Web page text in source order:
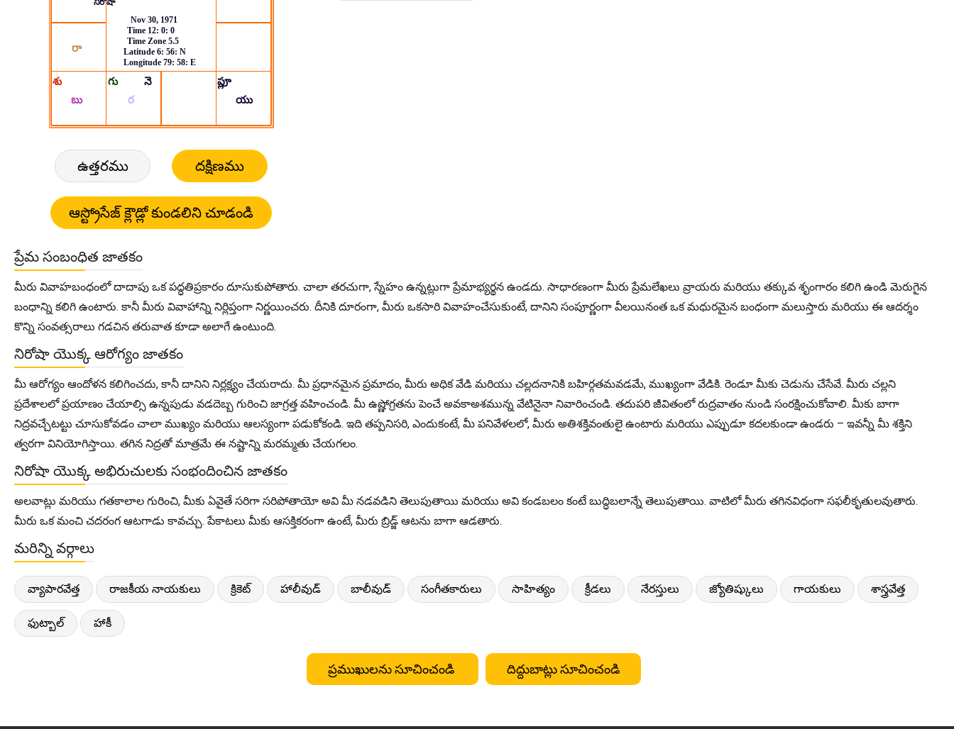
ఉత్తరము దక్షిణము
ప్రేమ సంబంధిత జాతకం
మీరు వివాహబంధంలో దాదాపు ఒక పద్ధతిప్రకారం దూసుకుపోతారు. చాలా తరచుగా, స్నేహం ఉన్నట్లుగా ప్రేమాభ్యర్థన ఉండదు. సాధారణంగా మీరు ప్రేమలేఖలు వ్రాయరు మరియు తక్కువ శృంగారం కలిగి ఉండి మెరుగైన
బంధాన్ని కలిగి ఉంటారు. కానీ మీరు వివాహాన్ని నిర్లిప్తంగా నిర్ణయించరు. దీనికి దూరంగా, మీరు ఒకసారి వివాహంచేసుకుంటే, దానిని సంపూర్ణంగా వీలయినంత ఒక మధురమైన బంధంగా మలుస్తారు మరియు ఈ ఆదర్శం
కొన్ని సంవత్సరాలు గడచిన తరువాత కూడా అలాగే ఉంటుంది.
నిరోషా యొక్క ఆరోగ్యం జాతకం
మీ ఆరోగ్యం ఆందోళన కలిగించదు, కానీ దానిని నిర్లక్ష్యం చేయరాదు. మీ ప్రధానమైన ప్రమాదం, మీరు అధిక వేడి మరియు చల్లదనానికి బహిర్గతమవడమే, ముఖ్యంగా వేడికి. రెండూ మీకు చెడును చేసేవే. మీరు చల్లని
ప్రదేశాలలో ప్రయాణం చేయాల్సి ఉన్నపుడు వడదెబ్బ గురించి జాగ్రత్త వహించండి. మీ ఉష్ణోగ్రతను పెంచే అవకాఅశమున్న వేటినైనా నివారించండి. తదుపరి జీవితంలో రుద్రవాతం నుండి సంరక్షించుకోవాలి. మీకు బాగా
నిద్రవచ్చేటట్టు చూసుకోవడం చాలా ముఖ్యం మరియు ఆలస్యంగా పడుకోకండి. ఇది తప్పనిసరి, ఎందుకంటే, మీ పనివేళలలో, మీరు అతిశక్తివంతులై ఉంటారు మరియు ఎప్పుడూ కదలకుండా ఉండరు – ఇవన్నీ మీ శక్తిని
త్వరగా వినియోగిస్తాయి. తగిన నిద్రతో మాత్రమే ఈ నష్టాన్ని మరమ్మతు చేయగలం.
నిరోషా యొక్క అభిరుచులకు సంభందించిన జాతకం
అలవాట్లు మరియు గతకాలాల గురించి, మీకు ఏవైతే సరిగా సరిపోతాయో అవి మీ నడవడిని తెలుపుతాయి మరియు అవి కండబలం కంటే బుద్ధిబలాన్నే తెలుపుతాయి. వాటిలో మీరు తగినవిధంగా సఫలీకృతులవుతారు.
మీరు ఒక మంచి చదరంగ ఆటగాడు కావచ్చు. పేకాటలు మీకు ఆసక్తికరంగా ఉంటే, మీరు బ్రిడ్జ్ ఆటను బాగా ఆడతారు.
మరిన్ని వర్గాలు
వ్యాపారవేత్త రాజకీయ నాయకులు క్రికెట్ హాలీవుడ్ బాలీవుడ్ సంగీతకారులు సాహిత్యం క్రీడలు నేరస్తులు జ్యోతిష్కులు గాయకులు శాస్త్రవేత్త
ఫుట్బాల్ హాకీ
ప్రముఖులను సూచించండి దిద్దుబాట్లు సూచించండి